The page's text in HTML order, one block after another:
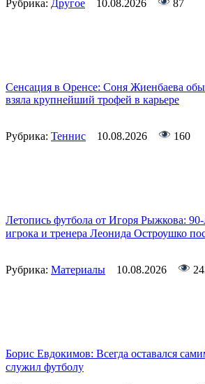
Рубрика: Другое 10.08.2026 87
Сенсация в Оренсе: Соня Жиенбаева
взяла крупнейший трофей в карьере
Рубрика: Теннис 10.08.2026 160
Летопись футбола от Игоря Рыжкова:
игрока и тренера Леонида Остроушко
Рубрика: Материалы 10.08.2026
Борис Евдокимов: Всегда оставался
служил футболу